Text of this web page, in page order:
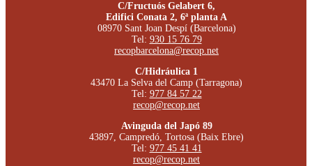
C/Fructuós Gelabert 6,
Edifici Conata 2, 6ª planta A
08970 Sant Joan Despí (Barcelona)
Tel: 930 15 76 79
recopbarcelona@recop.net
C/Hidráulica 1
43470 La Selva del Camp (Tarragona)
Tel: 977 84 57 22
recop@recop.net
Avinguda del Japó 89
43897, Campredó, Tortosa (Baix Ebre)
Tel: 977 45 41 41
recop@recop.net